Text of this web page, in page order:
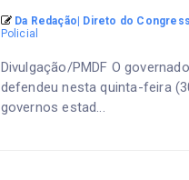
Da Redação| Direto do
Policial
Divulgação/PMDF O
defendeu nesta quinta-feira
governos estad...